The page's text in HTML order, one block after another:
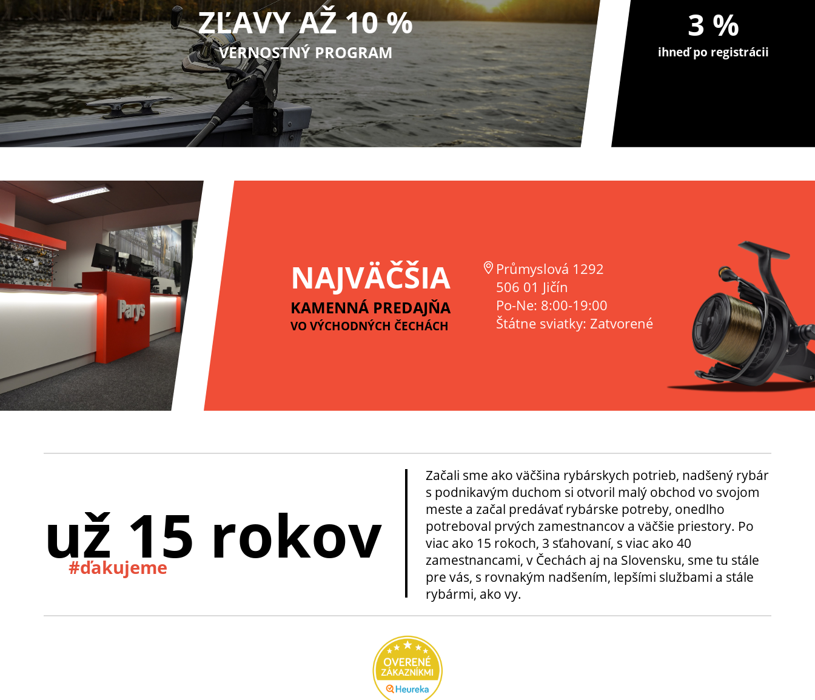
ZĽAVY AŽ 10 %
VERNOSTNÝ PROGRAM
3 %
ihneď po registrácii
NAJVÄČŠIA
KAMENNÁ PREDAJŇA
VO VÝCHODNÝCH ČECHÁCH
Průmyslová 1292
506 01 Jičín
Po-Ne: 8:00-19:00
Štátne sviatky: Zatvorené
už 15 rokov
#ďakujeme
Začali sme ako väčšina rybárskych potrieb, nadšený rybár
s podnikavým duchom si otvoril malý obchod vo svojom
meste a začal predávať rybárske potreby, onedlho
potreboval prvých zamestnancov a väčšie priestory. Po
viac ako 15 rokoch, 3 sťahovaní, s viac ako 40
zamestnancami, v Čechách aj na Slovensku, sme tu stále
pre vás, s rovnakým nadšením, lepšími službami a stále
rybármi, ako vy.